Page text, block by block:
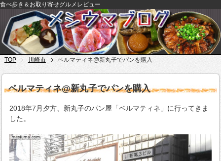
食べ歩き＆お取り寄せグルメレビュー
TOP 川崎市 ベルマティネ@新丸子でパンを購入
ベルマティネ@新丸子でパンを購入
2018年7月夕方、新丸子のパン屋「ベルマティネ」に行ってきま
した。